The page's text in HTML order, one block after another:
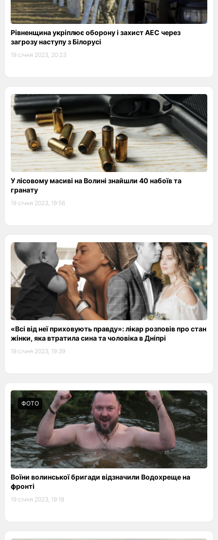
Рівненщина укріплює оборону і захист АЕС через
загрозу наступу з Білорусі
19 січня 2023, 20:23
У лісовому масиві на Волині знайшли 40 набоїв та
гранату
19 січня 2023, 19:56
«Всі від неї приховують правду»: лікар розповів про стан
жінки, яка втратила сина та чоловіка в Дніпрі
19 січня 2023, 19:39
ФОТО
Воїни волинської бригади відзначили Водохреще на
фронті
19 січня 2023, 19:18